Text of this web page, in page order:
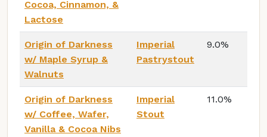
Cocoa, Cinnamon, &
Lactose
Origin of Darkness
w/ Maple Syrup &
Walnuts
Imperial
Pastrystout
9.0%
Origin of Darkness
w/ Coffee, Wafer,
Vanilla & Cocoa Nibs
Imperial
Stout
11.0%